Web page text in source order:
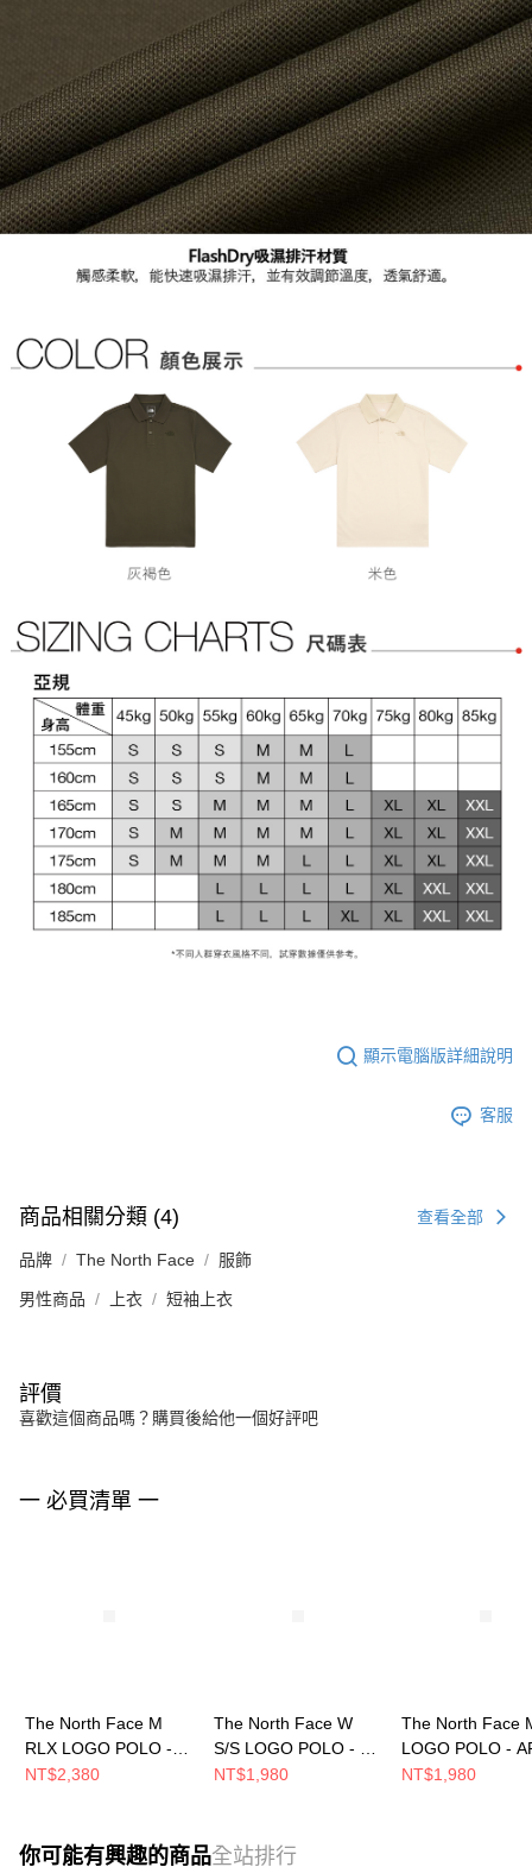
顯示電腦版詳細說明
客服
商品相關分類 (4) 查看全部
品牌 The North Face 服飾
男性商品 上衣 短袖上衣
評價
喜歡這個商品嗎？購買後給他一個好評吧
一 必買清單 一
The North Face M
RLX LOGO POLO -
AP 男 短袖POLO
NT$2,380
The North Face W
S/S LOGO POLO - AP
女 短袖POLO
NT$1,980
The North Face
LOGO POLO -
短袖POLO
NT$1,980
你可能有興趣的商品全站排行